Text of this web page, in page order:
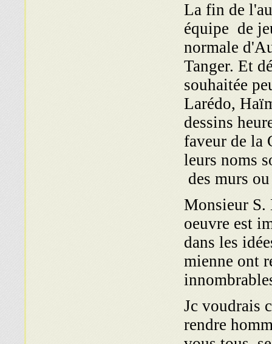
La fin de
équipe de
normale
Tanger. Et
souhaitée
Larédo,
dessins
faveur de la
leurs noms
des murs
Monsieur S.
oeuvre est
dans les
mienne ont
Jc voudrais
rendre